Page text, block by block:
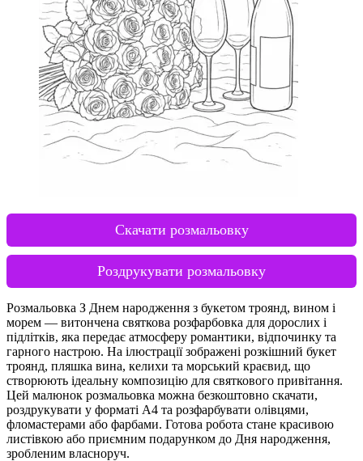
Скачати розмальовку
Роздрукувати розмальовку
Розмальовка З Днем народження з букетом троянд, вином і
морем — витончена святкова розфарбовка для дорослих і
підлітків, яка передає атмосферу романтики, відпочинку та
гарного настрою. На ілюстрації зображені розкішний букет
троянд, пляшка вина, келихи та морський краєвид, що
створюють ідеальну композицію для святкового привітання.
Цей малюнок розмальовка можна безкоштовно скачати,
роздрукувати у форматі А4 та розфарбувати олівцями,
фломастерами або фарбами. Готова робота стане красивою
листівкою або приємним подарунком до Дня народження,
зробленим власноруч.